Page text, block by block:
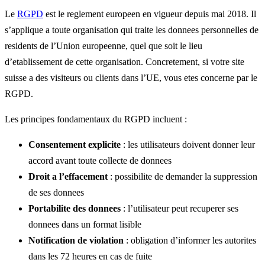
Le RGPD est le reglement europeen en vigueur depuis mai 2018. Il
s’applique a toute organisation qui traite les donnees personnelles de
residents de l’Union europeenne, quel que soit le lieu
d’etablissement de cette organisation. Concretement, si votre site
suisse a des visiteurs ou clients dans l’UE, vous etes concerne par le
RGPD.
Les principes fondamentaux du RGPD incluent :
Consentement explicite : les utilisateurs doivent donner leur
accord avant toute collecte de donnees
Droit a l’effacement : possibilite de demander la suppression
de ses donnees
Portabilite des donnees : l’utilisateur peut recuperer ses
donnees dans un format lisible
Notification de violation : obligation d’informer les autorites
dans les 72 heures en cas de fuite